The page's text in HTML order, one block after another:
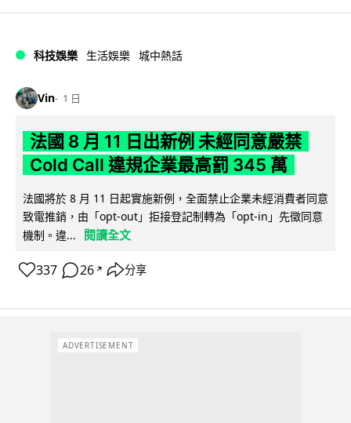
科技娛樂 生活娛樂 城中熱話
Vin 1 日
法國 8 月 11 日出新例 未經同意嚴禁
Cold Call 違規企業最高罰 345 萬
法國將於 8 月 11 日起實施新例，全面禁止企業未經消費者同意
致電推銷，由「opt-out」拒接登記制轉為「opt-in」先徵同意
機制。違...
閱讀全文
337 26 ↗ 分享
ADVERTISEMENT